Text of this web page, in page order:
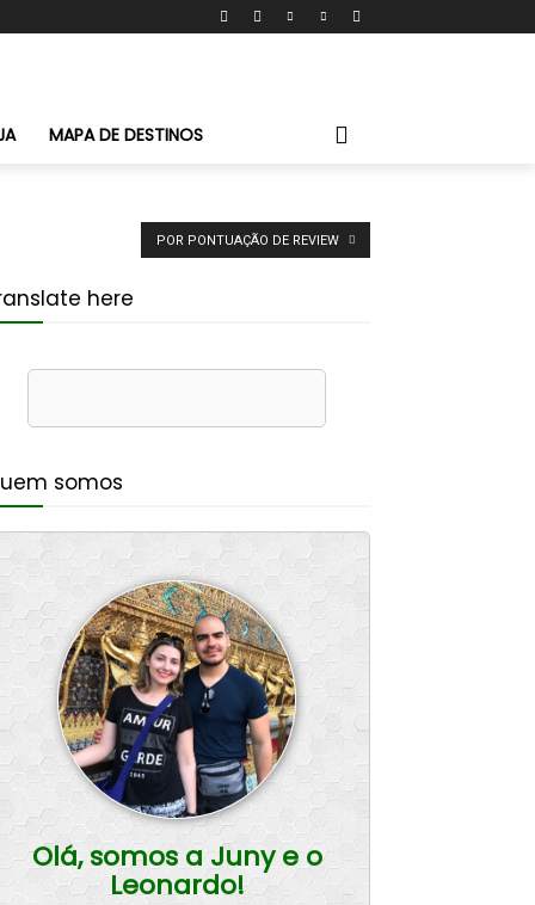
MAPA DE DESTINOS
POR PONTUAÇÃO DE REVIEW
here
somos
Olá, somos a Juny e o
Leonardo!